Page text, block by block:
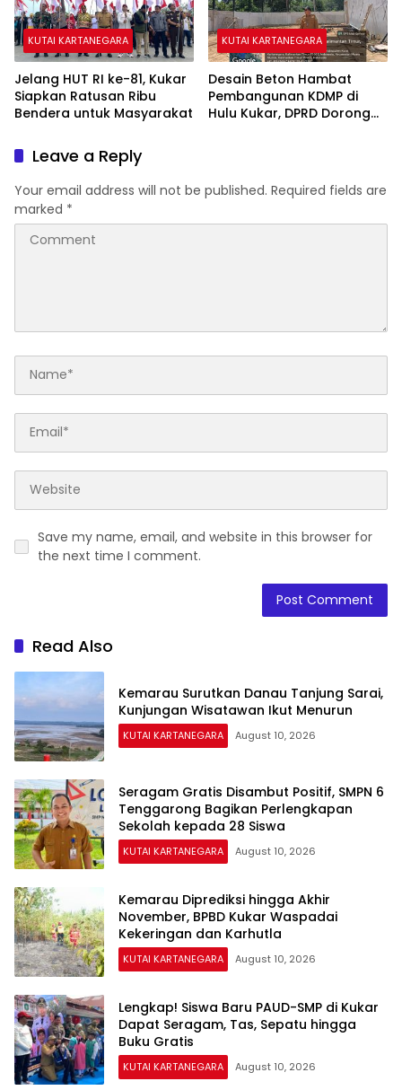
KUTAI KARTANEGARA
Jelang HUT RI ke-81, Kukar
Siapkan Ratusan Ribu
Bendera untuk Masyarakat
KUTAI KARTANEGARA
Desain Beton Hambat
Pembangunan KDMP di
Hulu Kukar, DPRD Dorong
Leave a Reply
Your email address will not be published. Required fields are
marked *
Save my name, email, and website in this browser for
the next time I comment.
Read Also
Kemarau Surutkan Danau Tanjung Sarai,
Kunjungan Wisatawan Ikut Menurun
KUTAI KARTANEGARA August 10, 2026
Seragam Gratis Disambut Positif, SMPN 6
Tenggarong Bagikan Perlengkapan
Sekolah kepada 28 Siswa
KUTAI KARTANEGARA August 10, 2026
Kemarau Diprediksi hingga Akhir
November, BPBD Kukar Waspadai
Kekeringan dan Karhutla
KUTAI KARTANEGARA August 10, 2026
Lengkap! Siswa Baru PAUD-SMP di Kukar
Dapat Seragam, Tas, Sepatu hingga
Buku Gratis
KUTAI KARTANEGARA August 10, 2026